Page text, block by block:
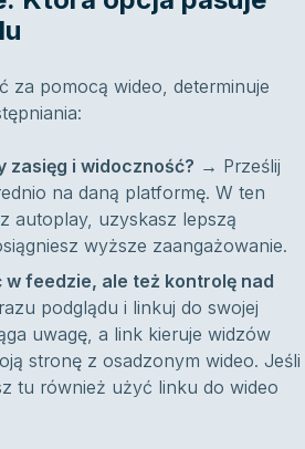
za pomocą wideo, determinuje
zasięg i widoczność? → Prześlij
na daną platformę. W ten
autoplay, uzyskasz lepszą
wyższe zaangażowanie.
feedzie, ale też kontrolę nad
podglądu i linkuj do swojej
uwagę, a link kieruje widzów
stronę z osadzonym wideo. Jeśli
tu również użyć linku do wideo